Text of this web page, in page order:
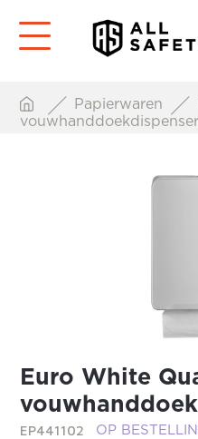
Papierwaren
vouwhanddoekdispenser
Euro White
EP441102 OP